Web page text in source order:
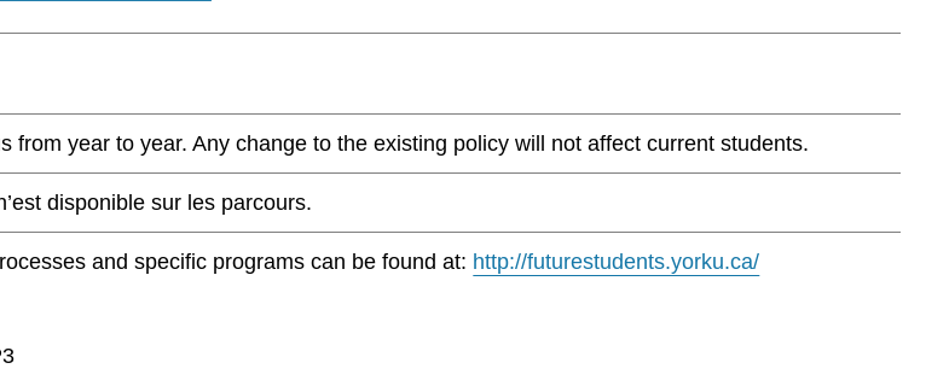
from year to year. Any change to the existing policy will not affect current students.
disponible sur les parcours.
and specific programs can be found at: http://futurestudents.yorku.ca/